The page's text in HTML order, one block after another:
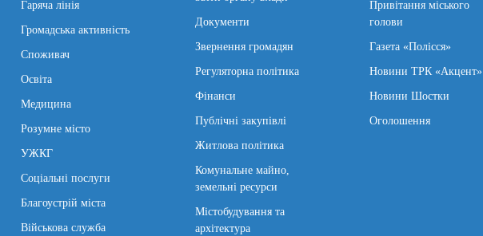
Гаряча лінія
Громадська активність
Споживач
Освіта
Медицина
Розумне місто
УЖКГ
Соціальні послуги
Благоустрій міста
Військова служба
Документи
Звернення громадян
Регуляторна політика
Фінанси
Публічні закупівлі
Житлова політика
Комунальне майно,
земельні ресурси
Містобудування та
архітектура
Привітання міського
голови
Газета «Полісся»
Новини ТРК «Акцент»
Новини Шостки
Оголошення